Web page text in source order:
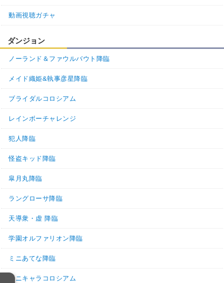
動画視聴ガチャ
ダンジョン
ノーランド＆ファウルバウト降臨
メイド織姫&執事彦星降臨
ブライダルコロシアム
レインボーチャレンジ
犯人降臨
怪盗キッド降臨
皐月丸降臨
ラングローサ降臨
天導衆・虚 降臨
学園オルファリオン降臨
ミニあてな降臨
ミニキャラコロシアム